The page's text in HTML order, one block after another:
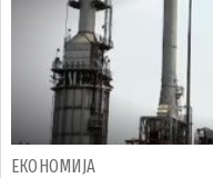
ЕКОНОМИЈА